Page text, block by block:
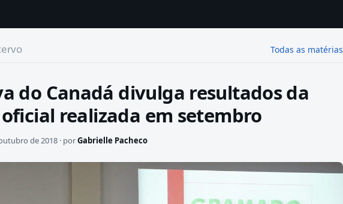
Todas as matérias
do Canadá divulga resultados da
realizada em setembro
de 2018 · porGabrielle Pacheco